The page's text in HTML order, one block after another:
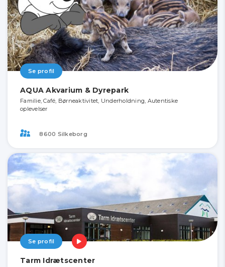
Se profil
AQUA Akvarium & Dyrepark
Familie, Café, Børneaktivitet, Underholdning, Autentiske
oplevelser
8600 Silkeborg
Se profil
Tarm Idrætscenter